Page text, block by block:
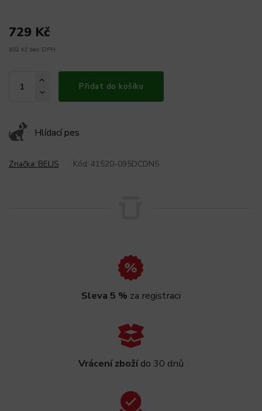
729 Kč
602 Kč bez DPH
Přidat do košíku
Hlídací pes
Značka: BELIS Kód: 41520-095DCDN5
Sleva 5 % za registraci
Vrácení zbožído 30 dnů